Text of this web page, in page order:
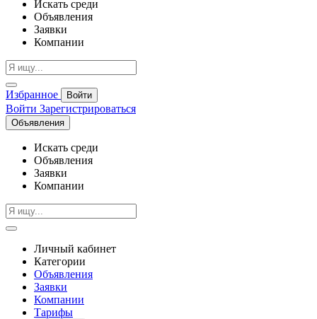
Искать среди
Объявления
Заявки
Компании
Избранное Войти
Войти Зарегистрироваться
Объявления
Искать среди
Объявления
Заявки
Компании
Личный кабинет
Категории
Объявления
Заявки
Компании
Тарифы